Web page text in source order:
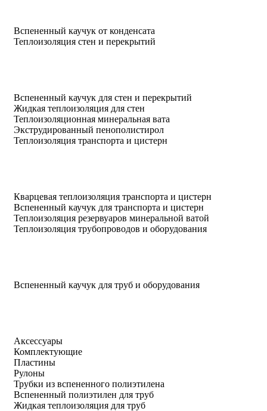
Вспененный каучук от конденсата
Теплоизоляция стен и перекрытий
Вспененный каучук для стен и перекрытий
Жидкая теплоизоляция для стен
Теплоизоляционная минеральная вата
Экструдированный пенополистирол
Теплоизоляция транспорта и цистерн
Кварцевая теплоизоляция транспорта и цистерн
Вспененный каучук для транспорта и цистерн
Теплоизоляция резервуаров минеральной ватой
Теплоизоляция трубопроводов и оборудования
Вспененный каучук для труб и оборудования
Аксессуары
Комплектующие
Пластины
Рулоны
Трубки из вспененного полиэтилена
Вспененный полиэтилен для труб
Жидкая теплоизоляция для труб